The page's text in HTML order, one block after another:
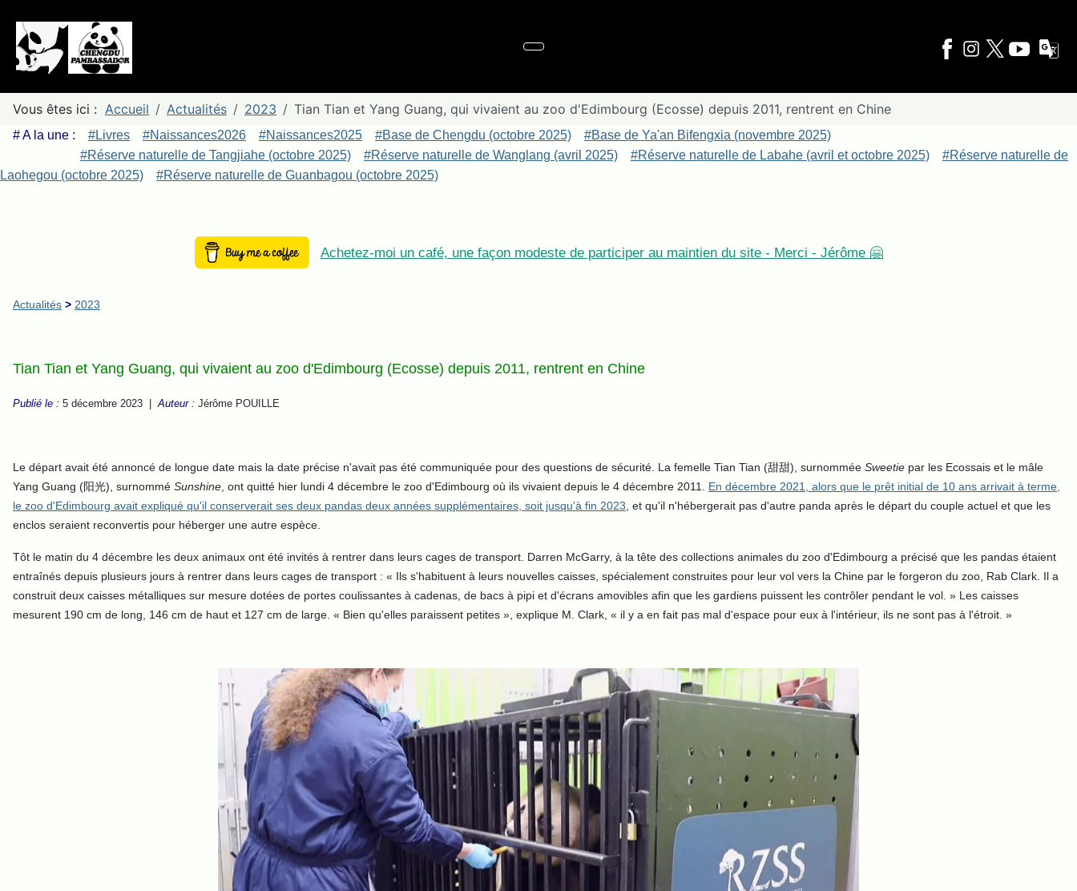
Vous êtes ici : Accueil Actualités 2023 Tian Tian et Yang Guang, qui vivaient au zoo d'Edimbourg (Ecosse) depuis 2011, rentrent en Chine
# A la une : #Livres #Naissances2026 #Naissances2025 #Base de Chengdu (octobre 2025)
#Base de Ya'an Bifengxia (novembre 2025)
#Réserve naturelle de Tangjiahe (octobre 2025)
#Réserve naturelle de Wanglang (avril 2025) #Réserve naturelle de Labahe (avril et octobre 2025)
#Réserve naturelle de
Laohegou (octobre 2025)
#Réserve naturelle de Guanbagou (octobre 2025)
Achetez-moi un café, une façon modeste de participer au maintien du site - Merci - Jérôme 🤗
Actualités > 2023
Tian Tian et Yang Guang, qui vivaient au zoo d'Edimbourg (Ecosse) depuis 2011, rentrent en Chine
Publié le : 5 décembre 2023 |Auteur : Jérôme POUILLE
Le départ avait été annoncé de longue date mais la date précise n'avait pas été communiquée pour des questions de sécurité. La femelle Tian Tian (甜甜), surnommée Sweetie par les Ecossais et le mâle
Yang Guang (阳光), surnommé Sunshine , ont quitté hier lundi 4 décembre le zoo d'Edimbourg où ils vivaient depuis le 4 décembre 2011. En décembre 2021, alors que le prêt initial de 10 ans arrivait à terme,
le zoo d'Edimbourg avait expliqué qu'il conserverait ses deux pandas deux années supplémentaires, soit jusqu'à fin 2023 , et qu'il n'hébergerait pas d'autre panda après le départ du couple actuel et que les
enclos seraient reconvertis pour héberger une autre espèce.
Tôt le matin du 4 décembre les deux animaux ont été invités à rentrer dans leurs cages de transport. Darren McGarry, à la tête des collections animales du zoo d'Edimbourg a précisé que les pandas étaient
entraînés depuis plusieurs jours à rentrer dans leurs cages de transport : « Ils s'habituent à leurs nouvelles caisses, spécialement construites pour leur vol vers la Chine par le forgeron du zoo, Rab Clark. Il a
construit deux caisses métalliques sur mesure dotées de portes coulissantes à cadenas, de bacs à pipi et d'écrans amovibles afin que les gardiens puissent les contrôler pendant le vol. » Les caisses
mesurent 190 cm de long, 146 cm de haut et 127 cm de large. « Bien qu'elles paraissent petites », explique M. Clark, « il y a en fait pas mal d'espace pour eux à l'intérieur, ils ne sont pas à l'étroit. »